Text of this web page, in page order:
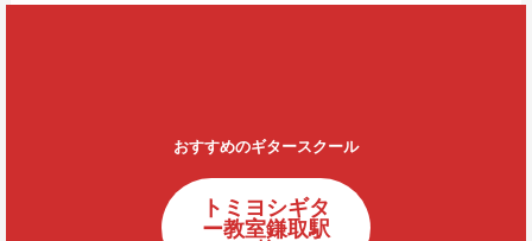
おすすめのギタースクール
トミヨシギタ
ー教室鎌取駅